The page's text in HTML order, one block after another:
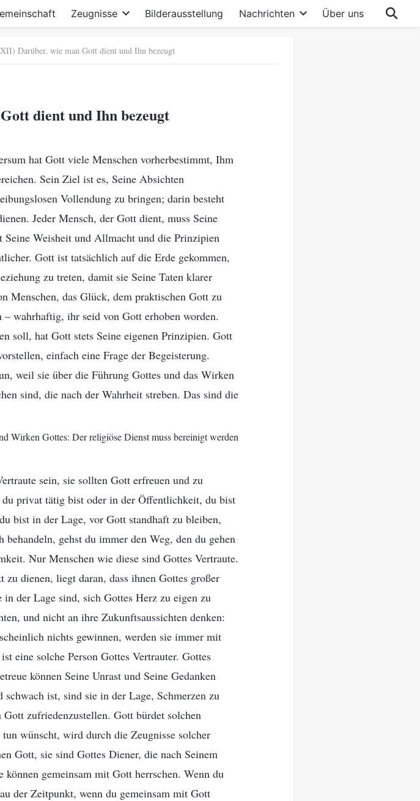
Zeugnisse Bilderausstellung Nachrichten Über uns
Darüber, wie man Gott dient und Ihn bezeugt
dient und Ihn bezeugt
hat Gott viele Menschen vorherbestimmt, Ihm
Sein Ziel ist es, Seine Absichten
Vollendung zu bringen; darin besteht
Jeder Mensch, der Gott dient, muss Seine
Seine Weisheit und Allmacht und die Prinzipien
Gott ist tatsächlich auf die Erde gekommen,
zu treten, damit sie Seine Taten klarer
Menschen, das Glück, dem praktischen Gott zu
wahrhaftig, ihr seid von Gott erhoben worden.
soll, hat Gott stets Seine eigenen Prinzipien. Gott
einfach eine Frage der Begeisterung.
weil sie über die Führung Gottes und das Wirken
sind, die nach der Wahrheit streben. Das sind die
Wirken Gottes: Der religiöse Dienst muss bereinigt werden
sein, sie sollten Gott erfreuen und zu
privat tätig bist oder in der Öffentlichkeit, du bist
bist in der Lage, vor Gott standhaft zu bleiben,
gehst du immer den Weg, den du gehen
Nur Menschen wie diese sind Gottes Vertraute.
dienen, liegt daran, dass ihnen Gottes großer
der Lage sind, sich Gottes Herz zu eigen zu
und nicht an ihre Zukunftsaussichten denken:
nichts gewinnen, werden sie immer mit
eine solche Person Gottes Vertrauter. Gottes
können Seine Unrast und Seine Gedanken
ist, sind sie in der Lage, Schmerzen zu
zufriedenzustellen. Gott bürdet solchen
wünscht, wird durch die Zeugnisse solcher
Gott, sie sind Gottes Diener, die nach Seinem
gemeinsam mit Gott herrschen. Wenn du
der Zeitpunkt, wenn du gemeinsam mit Gott